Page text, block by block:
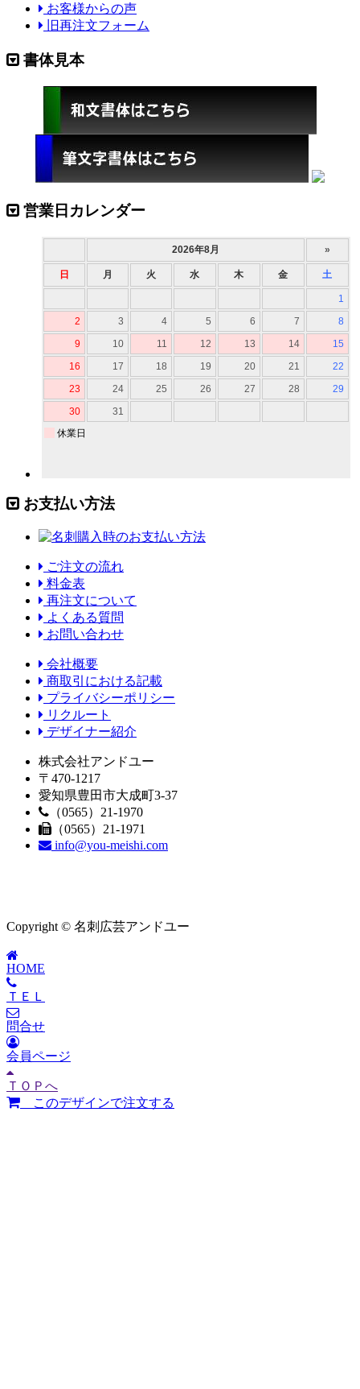
お客様からの声
旧再注文フォーム
書体見本
営業日カレンダー
お支払い方法
ご注文の流れ
料金表
再注文について
よくある質問
お問い合わせ
会社概要
商取引における記載
プライバシーポリシー
リクルート
デザイナー紹介
株式会社アンドユー
〒470-1217
愛知県豊田市大成町3-37
（0565）21-1970
（0565）21-1971
info@you-meishi.com
Copyright © 名刺広芸アンドユー
HOME
ＴＥＬ
問合せ
会員ページ
ＴＯＰへ
このデザインで注文する